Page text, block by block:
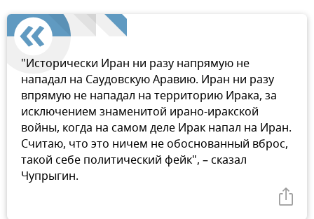
"Исторически Иран ни разу напрямую не
нападал на Саудовскую Аравию. Иран ни разу
впрямую не нападал на территорию Ирака, за
исключением знаменитой ирано-иракской
войны, когда на самом деле Ирак напал на Иран.
Считаю, что это ничем не обоснованный вброс,
такой себе политический фейк", – сказал
Чупрыгин.